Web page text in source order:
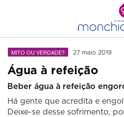
MITO OU VERDADE? 27 maio 2019
Água à refeição
Beber água à refeição
Há gente que acredita e
Deixe-se desse sofrimento,